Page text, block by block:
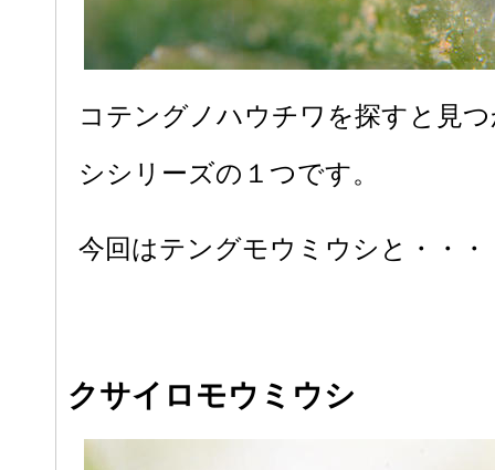
コテングノハウチワを探すと見
シシリーズの１つです。
今回はテングモウミウシと・・・
クサイロモウミウシ